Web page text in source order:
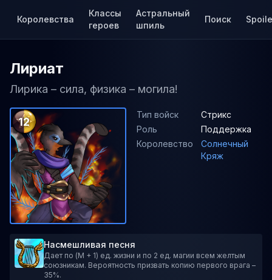
Королевства
Классы
героев
Астральный
шпиль
Поиск
Лириат
Лирика – сила, физика – могила!
12
Тип войск
Стрикс
Роль
Поддержка
Королевство
Солнечный
Кряж
Насмешливая песня
Дает по (M + 1) ед. жизни и по 2 ед. магии всем желтым
союзникам. Вероятность призвать копию первого врага –
35%.